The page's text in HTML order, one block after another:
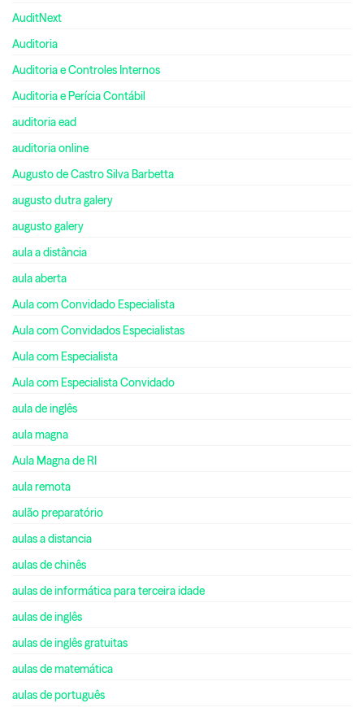
AuditNext
Auditoria
Auditoria e Controles Internos
Auditoria e Perícia Contábil
auditoria ead
auditoria online
Augusto de Castro Silva Barbetta
augusto dutra galery
augusto galery
aula a distância
aula aberta
Aula com Convidado Especialista
Aula com Convidados Especialistas
Aula com Especialista
Aula com Especialista Convidado
aula de inglês
aula magna
Aula Magna de RI
aula remota
aulão preparatório
aulas a distancia
aulas de chinês
aulas de informática para terceira idade
aulas de inglês
aulas de inglês gratuitas
aulas de matemática
aulas de português